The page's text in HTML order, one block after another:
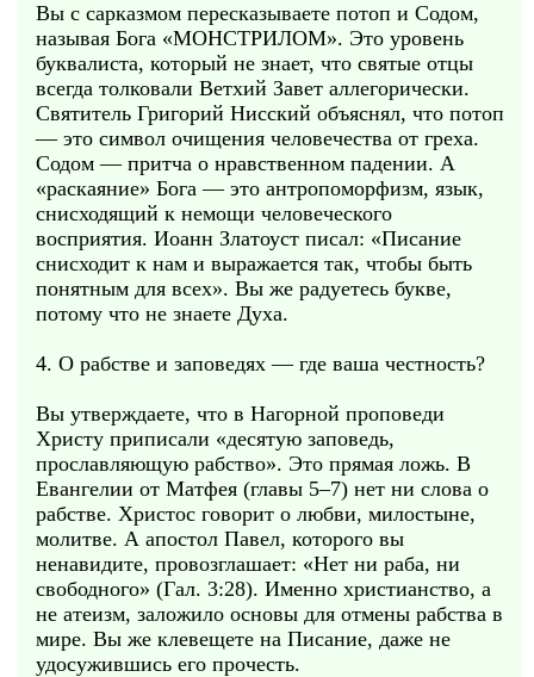
Вы с сарказмом пересказываете потоп и Содом,
называя Бога «МОНСТРИЛОМ». Это уровень
буквалиста, который не знает, что святые отцы
всегда толковали Ветхий Завет аллегорически.
Святитель Григорий Нисский объяснял, что потоп
— это символ очищения человечества от греха.
Содом — притча о нравственном падении. А
«раскаяние» Бога — это антропоморфизм, язык,
снисходящий к немощи человеческого
восприятия. Иоанн Златоуст писал: «Писание
снисходит к нам и выражается так, чтобы быть
понятным для всех». Вы же радуетесь букве,
потому что не знаете Духа.
4. О рабстве и заповедях — где ваша честность?
Вы утверждаете, что в Нагорной проповеди
Христу приписали «десятую заповедь,
прославляющую рабство». Это прямая ложь. В
Евангелии от Матфея (главы 5–7) нет ни слова о
рабстве. Христос говорит о любви, милостыне,
молитве. А апостол Павел, которого вы
ненавидите, провозглашает: «Нет ни раба, ни
свободного» (Гал. 3:28). Именно христианство, а
не атеизм, заложило основы для отмены рабства в
мире. Вы же клевещете на Писание, даже не
удосужившись его прочесть.